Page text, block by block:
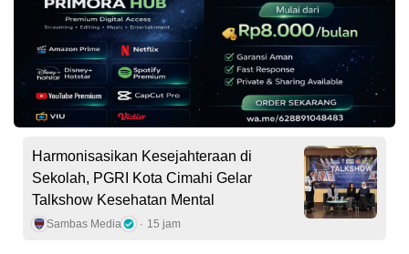
Harmonisasikan Kesejahteraan di
Sekolah, PGRI Kota Cimahi Gelar
Talkshow Kesehatan Mental
Sambas Media 15 jam